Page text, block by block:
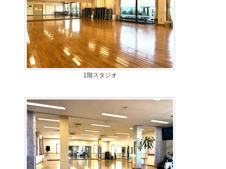
1階スタジオ